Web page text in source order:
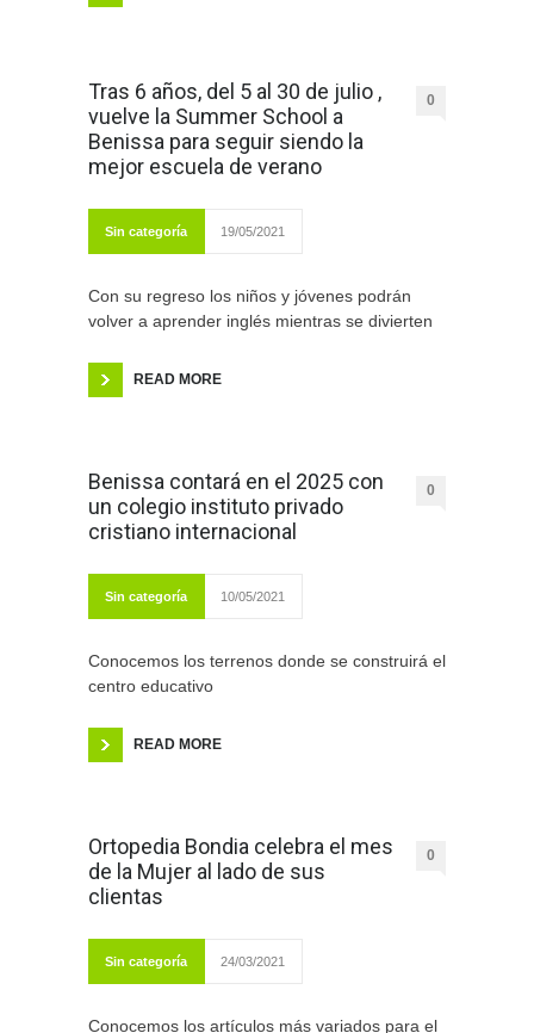
Tras 6 años, del 5 al 30 de julio ,
vuelve la Summer School a
Benissa para seguir siendo la
mejor escuela de verano
0
Sin categoría 19/05/2021
Con su regreso los niños y jóvenes podrán
volver a aprender inglés mientras se divierten
READ MORE
Benissa contará en el 2025 con
un colegio instituto privado
cristiano internacional
0
Sin categoría 10/05/2021
Conocemos los terrenos donde se construirá el
centro educativo
READ MORE
Ortopedia Bondia celebra el mes
de la Mujer al lado de sus
clientas
0
Sin categoría 24/03/2021
Conocemos los artículos más variados para el